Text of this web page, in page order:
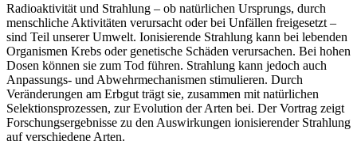
Radioaktivität und Strahlung – ob natürlichen Ursprungs, durch
menschliche Aktivitäten verursacht oder bei Unfällen freigesetzt –
sind Teil unserer Umwelt. Ionisierende Strahlung kann bei lebenden
Organismen Krebs oder genetische Schäden verursachen. Bei hohen
Dosen können sie zum Tod führen. Strahlung kann jedoch auch
Anpassungs- und Abwehrmechanismen stimulieren. Durch
Veränderungen am Erbgut trägt sie, zusammen mit natürlichen
Selektionsprozessen, zur Evolution der Arten bei. Der Vortrag zeigt
Forschungsergebnisse zu den Auswirkungen ionisierender Strahlung
auf verschiedene Arten.